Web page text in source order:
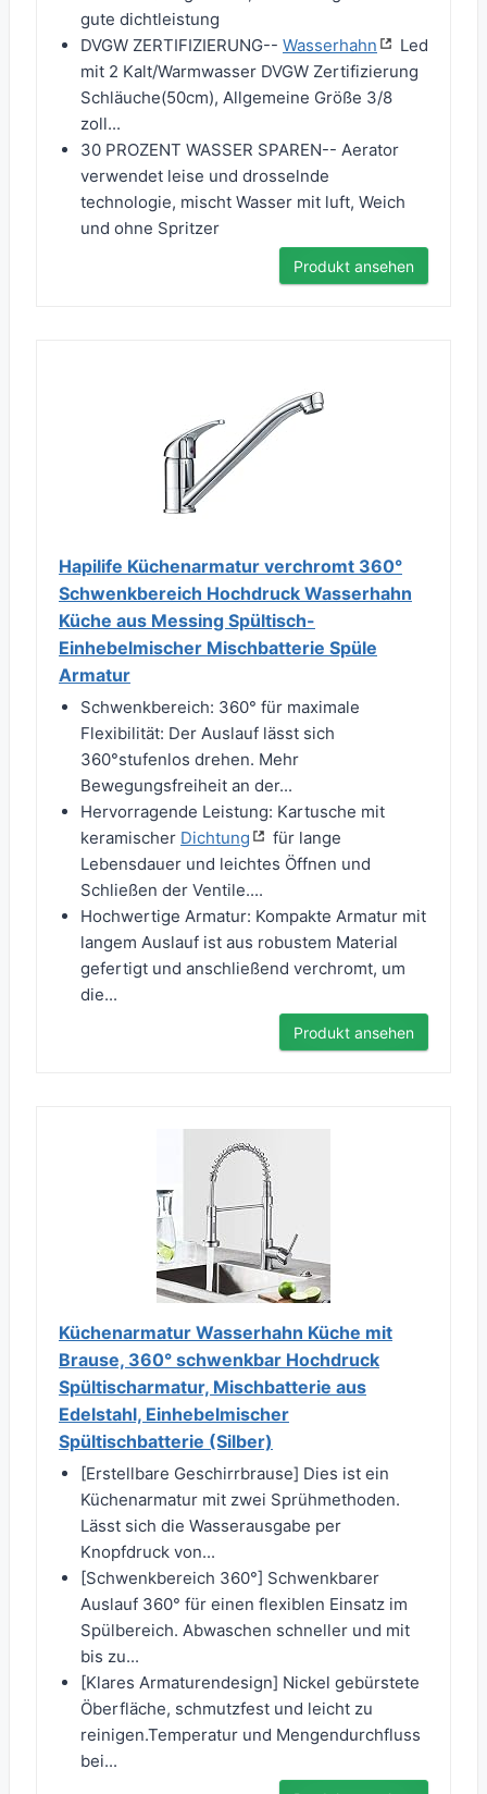
gute dichtleistung
DVGW ZERTIFIZIERUNG-- Wasserhahn
Led
mit 2 Kalt/Warmwasser DVGW Zertifizierung
Schläuche(50cm), Allgemeine Größe 3/8
zoll...
30 PROZENT WASSER SPAREN-- Aerator
verwendet leise und drosselnde
technologie, mischt Wasser mit luft, Weich
und ohne Spritzer
Produkt ansehen
Hapilife Küchenarmatur verchromt 360°
Schwenkbereich Hochdruck Wasserhahn
Küche aus Messing Spültisch-
Einhebelmischer Mischbatterie Spüle
Armatur
Schwenkbereich: 360° für maximale
Flexibilität: Der Auslauf lässt sich
360°stufenlos drehen. Mehr
Bewegungsfreiheit an der...
Hervorragende Leistung: Kartusche mit
keramischer Dichtung
für lange
Lebensdauer und leichtes Öffnen und
Schließen der Ventile....
Hochwertige Armatur: Kompakte Armatur mit
langem Auslauf ist aus robustem Material
gefertigt und anschließend verchromt, um
die...
Produkt ansehen
Küchenarmatur Wasserhahn Küche mit
Brause, 360° schwenkbar Hochdruck
Spültischarmatur, Mischbatterie aus
Edelstahl, Einhebelmischer
Spültischbatterie (Silber)
[Erstellbare Geschirrbrause] Dies ist ein
Küchenarmatur mit zwei Sprühmethoden.
Lässt sich die Wasserausgabe per
Knopfdruck von...
[Schwenkbereich 360°] Schwenkbarer
Auslauf 360° für einen flexiblen Einsatz im
Spülbereich. Abwaschen schneller und mit
bis zu...
[Klares Armaturendesign] Nickel gebürstete
Öberfläche, schmutzfest und leicht zu
reinigen.Temperatur und Mengendurchfluss
bei...